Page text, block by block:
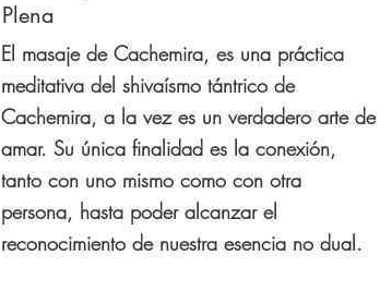
Plena
El masaje de Cachemira, es una práctica
meditativa del shivaísmo tántrico de
Cachemira, a la vez es un verdadero arte de
amar. Su única finalidad es la conexión,
tanto con uno mismo como con otra
persona, hasta poder alcanzar el
reconocimiento de nuestra esencia no dual.